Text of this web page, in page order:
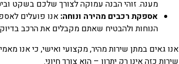
מענה. זוהי הבנה עמוקה לצורך שלכם בשקט
אספקת רכבים מהירה ונוחה: אנו פועלים
הנוחות ולהבטיח שאתם מקבלים את הרכב
אנו גאים במתן שירות מהיר, מקצועי ואישי, כי אנו